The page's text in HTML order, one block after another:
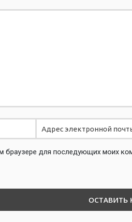
браузере для последующих моих